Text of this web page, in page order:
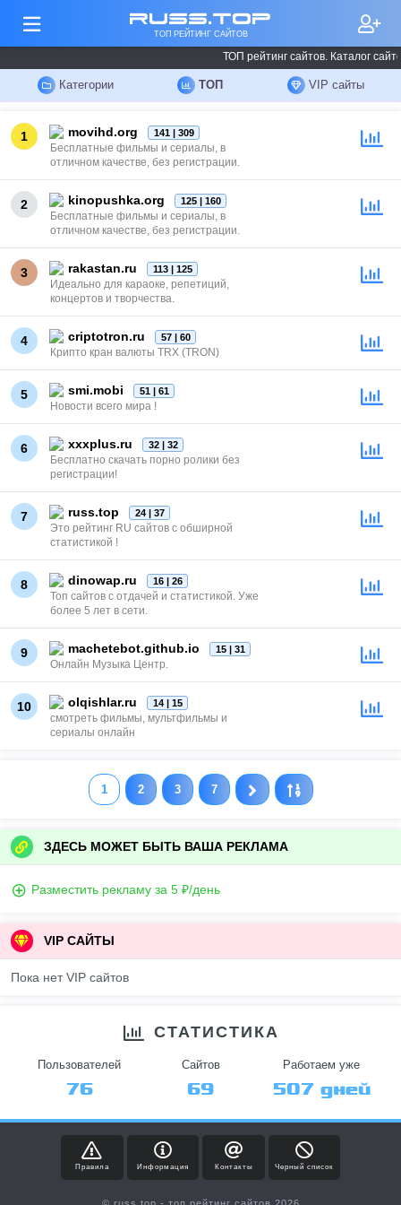
russ.top
ТОП РЕЙТИНГ САЙТОВ
ТОП рейтинг сайтов. Каталог
Категории ТОП VIP сайты
1 movihd.org 141 | 309
Бесплатные фильмы и сериалы, в
отличном качестве, без регистрации.
2 kinopushka.org 125 | 160
Бесплатные фильмы и сериалы, в
отличном качестве, без регистрации.
3 rakastan.ru 113 | 125
Идеально для караоке, репетиций,
концертов и творчества.
4 criptotron.ru 57 | 60
Крипто кран валюты TRX (TRON)
5 smi.mobi 51 | 61
Новости всего мира !
6 xxxplus.ru 32 | 32
Бесплатно скачать порно ролики без
регистрации!
7 russ.top 24 | 37
Это рейтинг RU сайтов с обширной
статистикой !
8 dinowap.ru 16 | 26
Топ сайтов с отдачей и статистикой. Уже
более 5 лет в сети.
9 machetebot.github.io 15 | 31
Онлайн Музыка Центр.
10 olqishlar.ru 14 | 15
смотреть фильмы, мультфильмы и
сериалы онлайн
1 2 3 7
ЗДЕСЬ МОЖЕТ БЫТЬ ВАША РЕКЛАМА
Разместить рекламу за 5 ₽/день
VIP САЙТЫ
Пока нет VIP сайтов
СТАТИСТИКА
Пользователей
76
Сайтов
69
Работаем уже
507 дней
Правила Информация Контакты Черный список